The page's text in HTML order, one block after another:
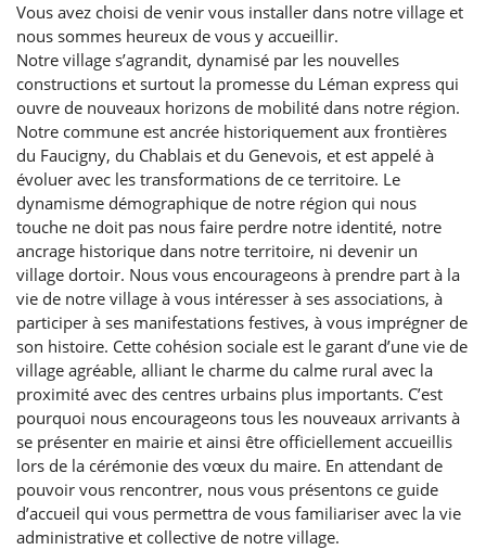
Vous avez choisi de venir vous installer dans notre village et
nous sommes heureux de vous y accueillir.
Notre village s’agrandit, dynamisé par les nouvelles
constructions et surtout la promesse du Léman express qui
ouvre de nouveaux horizons de mobilité dans notre région.
Notre commune est ancrée historiquement aux frontières
du Faucigny, du Chablais et du Genevois, et est appelé à
évoluer avec les transformations de ce territoire. Le
dynamisme démographique de notre région qui nous
touche ne doit pas nous faire perdre notre identité, notre
ancrage historique dans notre territoire, ni devenir un
village dortoir. Nous vous encourageons à prendre part à la
vie de notre village à vous intéresser à ses associations, à
participer à ses manifestations festives, à vous imprégner de
son histoire. Cette cohésion sociale est le garant d’une vie de
village agréable, alliant le charme du calme rural avec la
proximité avec des centres urbains plus importants. C’est
pourquoi nous encourageons tous les nouveaux arrivants à
se présenter en mairie et ainsi être officiellement accueillis
lors de la cérémonie des vœux du maire. En attendant de
pouvoir vous rencontrer, nous vous présentons ce guide
d’accueil qui vous permettra de vous familiariser avec la vie
administrative et collective de notre village.